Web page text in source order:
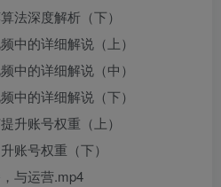
法深度解析（下）
中的详细解说（上）
中的详细解说（中）
中的详细解说（下）
升账号权重（上）
账号权重（下）
与运营.mp4